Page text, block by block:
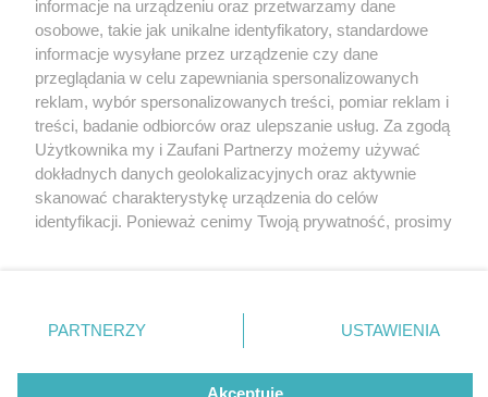
Kościół św. Michała, Park
Kościuszki
Drewniany kościół pw. św. Michała Archanioła w Parku
Kościuszki w jesiennej odsłonie.
REKLAMA
Nie zapomnij
zapoznać się z:
polityką prywatności regulamin korzystania z portali
Twojemiasto
Piekary Śląskie
Chorzów
Tarnowskie Góry
Gliwice
Skontakuj sięz nami
Kontakt
Wydawca
Redakcja
informacje na urządzeniu oraz przetwarzamy dane
osobowe, takie jak unikalne identyfikatory, standardowe
informacje wysyłane przez urządzenie czy dane
przeglądania w celu zapewniania spersonalizowanych
reklam, wybór spersonalizowanych treści, pomiar reklam i
treści, badanie odbiorców oraz ulepszanie usług. Za zgodą
Użytkownika my i Zaufani Partnerzy możemy używać
dokładnych danych geolokalizacyjnych oraz aktywnie
skanować charakterystykę urządzenia do celów
identyfikacji. Ponieważ cenimy Twoją prywatność, prosimy
prywatności znajdujący się w lewym dolnym rogu strony
. Niektóre rodzaje przetwarzania danych nie wymagają
zgody użytkownika, ale masz prawo sprzeciwić się
takiemu przetwarzaniu. Preferencje będą miały
PARTNERZY USTAWIENIA
Akceptuję